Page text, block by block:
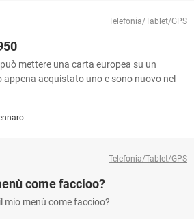
Telefonia/Tablet/GPS
mettere una carta europea su un
appena acquistato uno e sono nuovo nel
Telefonia/Tablet/GPS
come faccioo?
mio menù come faccioo?